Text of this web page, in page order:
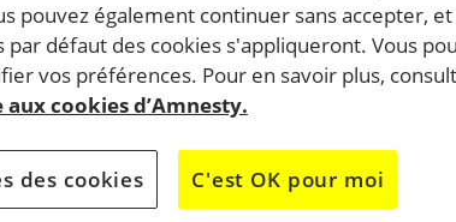
force meurtrière dans l’intention de tuer les
et les plus exclues socialement.
pouvez également continuer sans accepter, et
par défaut des cookies s'appliqueront. Vous
vos préférences. Pour en savoir plus,
cookies d’Amnesty.
des cookies C'est OK pour moi